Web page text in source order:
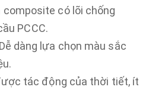
composite có lõi chống
PCCC.
Dễ dàng lựa chọn màu sắc
tác động của thời tiết, ít